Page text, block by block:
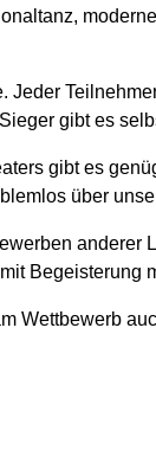
gibt es
gibt es
über
Begeisterung
Wettbewerb